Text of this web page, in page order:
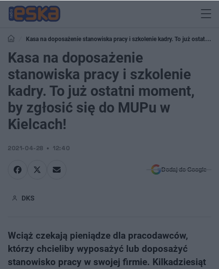
Kasa na doposażenie stanowiska pracy i szkolenie kadry. To już ostatni
moment, by zgłosić się do MUPu w Kielcach!
Kasa na doposażenie
stanowiska pracy i szkolenie
kadry. To już ostatni moment,
by zgłosić się do MUPu w
Kielcach!
2021-04-28 12:40
Dodaj do Google
DKS
Wciąż czekają pieniądze dla pracodawców,
którzy chcieliby wyposażyć lub doposażyć
stanowisko pracy w swojej firmie. Kilkadziesiąt